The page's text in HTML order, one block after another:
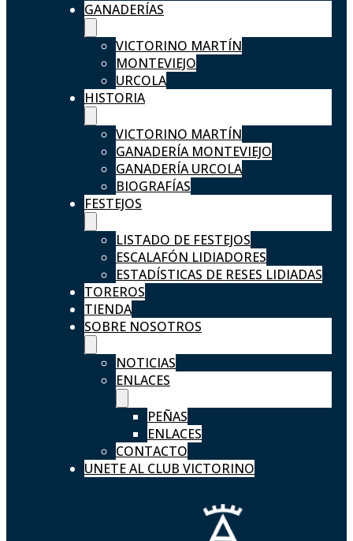
GANADERÍAS
VICTORINO MARTÍN
MONTEVIEJO
URCOLA
HISTORIA
VICTORINO MARTÍN
GANADERÍA MONTEVIEJO
GANADERÍA URCOLA
BIOGRAFÍAS
FESTEJOS
LISTADO DE FESTEJOS
ESCALAFÓN LIDIADORES
ESTADÍSTICAS DE RESES LIDIADAS
TOREROS
TIENDA
SOBRE NOSOTROS
NOTICIAS
ENLACES
PEÑAS
ENLACES
CONTACTO
UNETE AL CLUB VICTORINO